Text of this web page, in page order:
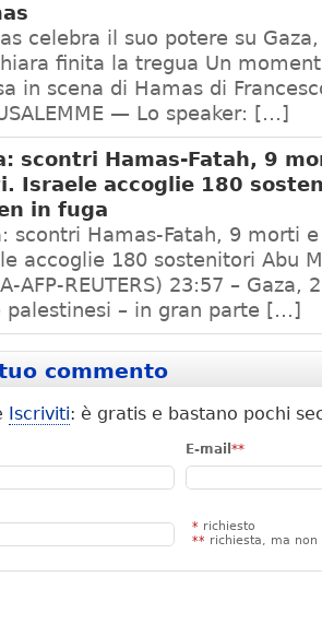
celebra il suo potere su
finita la tregua Un
in scena di Hamas di
— Lo speaker: […]
scontri Hamas-Fatah, 9
Israele accoglie 180
in fuga
scontri Hamas-Fatah, 9 morti
accoglie 180 sostenitori Abu
AFP-REUTERS) 23:57 – Gaza,
palestinesi – in gran parte […]
commento
Iscriviti: è gratis e bastano pochi
E-mail **
* richiesto
** richiesta, ma non